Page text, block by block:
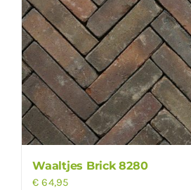
Waaltjes Brick 8280
€ 64,95